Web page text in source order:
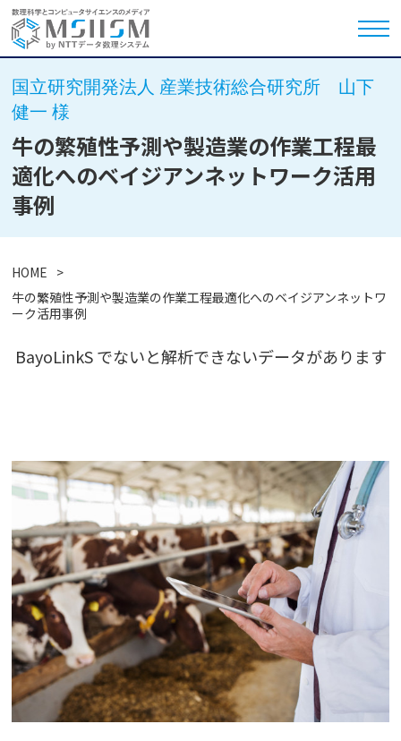
国立研究開発法人 産業技術総合研究所 山下
健一 様
牛の繁殖性予測や製造業の作業工程最
適化へのベイジアンネットワーク活用
事例
HOME
牛の繁殖性予測や製造業の作業工程最適化へのベイジアンネットワ
ーク活用事例
BayoLinkS でないと解析できないデータがあります